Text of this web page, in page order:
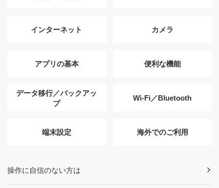
インターネット カメラ
アプリの基本 便利な機能
データ移行／バックアッ
プ
Wi-Fi／Bluetooth
端末設定 海外でのご利用
操作に自信のない方は